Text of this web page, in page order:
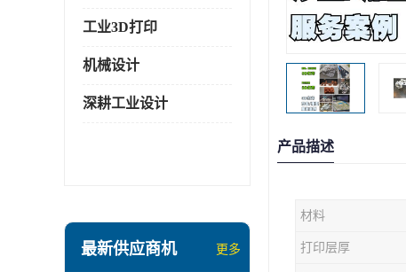
工业3D打印
机械设计
深耕工业设计
最新供应商机 更多
产品描述
材料
打印层厚